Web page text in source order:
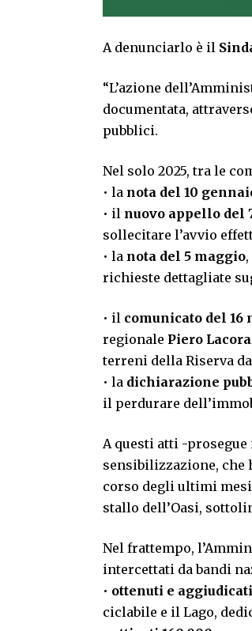
A denunciarlo è il
“L’azione
documentata,
pubblici.
Nel solo 2025, tra le
• la nota del 10
• il nuovo appello del
sollecitare l’avvio
• la nota del 5 maggio
richieste dettagliate
• il comunicato del 16
regionale Piero
terreni della Riserva
• la dichiarazione
il perdurare
A questi atti -
sensibilizzazione, che
corso degli ultimi
stallo dell’Oasi,
Nel frattempo,
intercettati da bandi
• ottenuti e
ciclabile e il Lago,